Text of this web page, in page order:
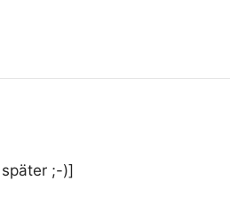
später ;-)]